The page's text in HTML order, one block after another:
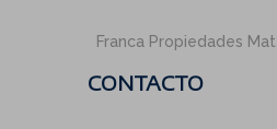
Franca Propiedades
CONTACTO